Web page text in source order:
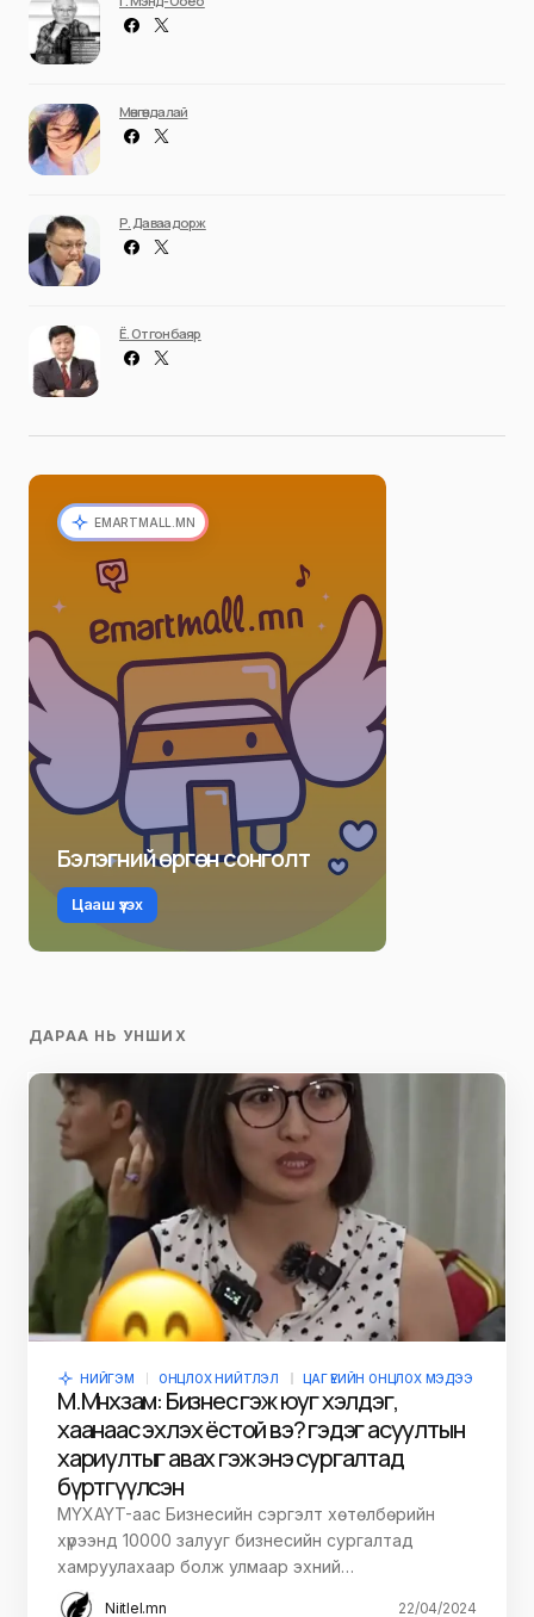
Мөнгөндалай
Р. Даваадорж
Ё. Отгонбаяр
EMARTMALL.MN
Бэлэгний өргөн сонголт
Цааш үзэх
ДАРАА НЬ УНШИХ
НИЙГЭМ ОНЦЛОХ НИЙТЛЭЛ ЦАГ ҮЕИЙН ОНЦЛОХ МЭДЭЭ
М.Мөнхзам: Бизнес гэж юуг хэлдэг,
хаанаас эхлэх ёстой вэ? гэдэг асуултын
хариултыг авах гэж энэ сургалтад
бүртгүүлсэн
MYXAYT-аас Бизнесийн сэргэлт хөтөлбөрийн
хүрээнд 10000 залууг бизнесийн сургалтад
хамруулахаар болж улмаар эхний…
Niitlel.mn 22/04/2024